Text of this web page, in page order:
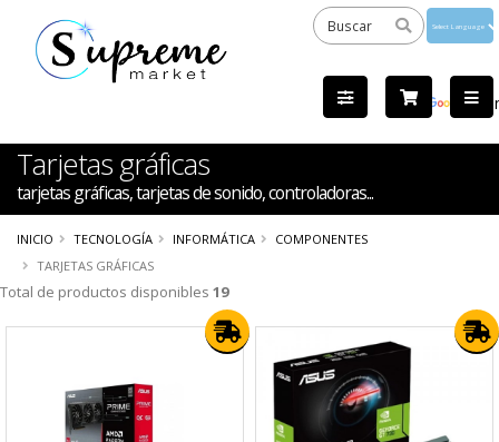
by
Tarjetas gráficas
tarjetas gráficas, tarjetas de sonido, controladoras...
INICIO TECNOLOGÍA INFORMÁTICA
COMPONENTES
TARJETAS GRÁFICAS
Total de productos disponibles 19